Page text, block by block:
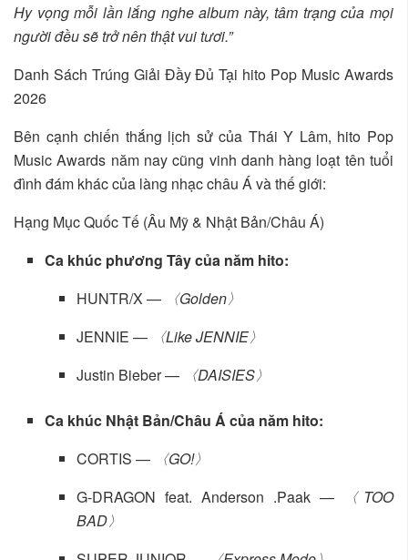
Hy vọng mỗi lần lắng nghe album này, tâm trạng của mọi
người đều sẽ trở nên thật vui tươi.”
Danh Sách Trúng Giải Đầy Đủ Tại hito Pop Music Awards
2026
Bên cạnh chiến thắng lịch sử của Thái Y Lâm, hito Pop
Music Awards năm nay cũng vinh danh hàng loạt tên tuổi
đình đám khác của làng nhạc châu Á và thế giới:
Hạng Mục Quốc Tế (Âu Mỹ & Nhật Bản/Châu Á)
Ca khúc phương Tây của năm hito:
HUNTR/X —
〈Golden〉
JENNIE —
〈Like JENNIE〉
Justin Bieber —
〈DAISIES〉
Ca khúc Nhật Bản/Châu Á của năm hito:
CORTIS —
〈GO!〉
G-DRAGON feat. Anderson .Paak —
〈TOO
BAD〉